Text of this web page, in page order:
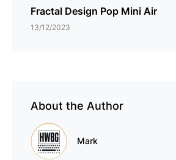
Fractal Design Pop Mini Air
13/12/2023
About the Author
Mark